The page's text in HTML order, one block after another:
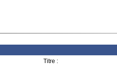
Titre :